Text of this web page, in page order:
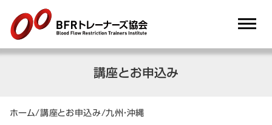
講座とお申込み
ホーム/講座とお申込み/九州・沖縄
dehaze